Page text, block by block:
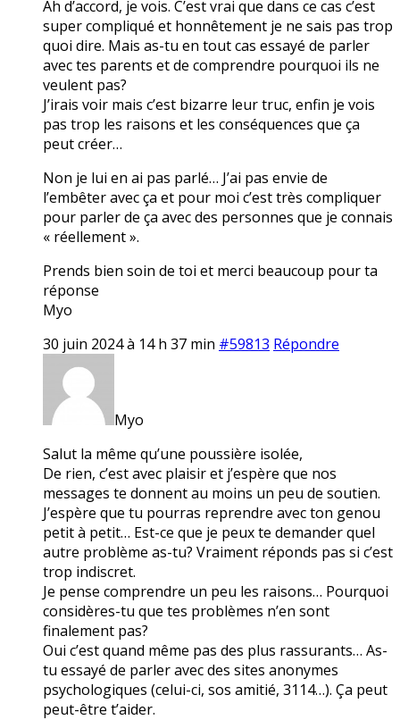
Ah d’accord, je vois. C’est vrai que dans ce cas c’est
super compliqué et honnêtement je ne sais pas trop
quoi dire. Mais as-tu en tout cas essayé de parler
avec tes parents et de comprendre pourquoi ils ne
veulent pas?
J’irais voir mais c’est bizarre leur truc, enfin je vois
pas trop les raisons et les conséquences que ça
peut créer…
Non je lui en ai pas parlé… J’ai pas envie de
l’embêter avec ça et pour moi c’est très compliquer
pour parler de ça avec des personnes que je connais
« réellement ».
Prends bien soin de toi et merci beaucoup pour ta
réponse
Myo
30 juin 2024 à 14 h 37 min #59813 Répondre
Myo
Salut la même qu’une poussière isolée,
De rien, c’est avec plaisir et j’espère que nos
messages te donnent au moins un peu de soutien.
J’espère que tu pourras reprendre avec ton genou
petit à petit… Est-ce que je peux te demander quel
autre problème as-tu? Vraiment réponds pas si c’est
trop indiscret.
Je pense comprendre un peu les raisons… Pourquoi
considères-tu que tes problèmes n’en sont
finalement pas?
Oui c’est quand même pas des plus rassurants… As-
tu essayé de parler avec des sites anonymes
psychologiques (celui-ci, sos amitié, 3114…). Ça peut
peut-être t’aider.